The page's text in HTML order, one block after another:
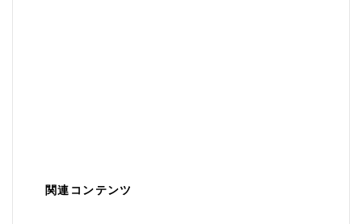
関連コンテンツ